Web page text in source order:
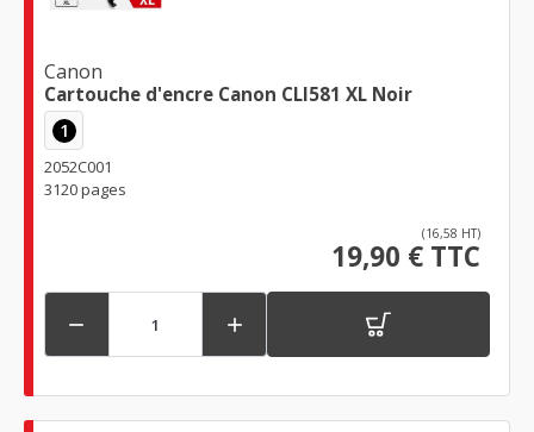
Canon
Cartouche d'encre Canon CLI581 XL Noir
1
2052C001
3120 pages
(16,58 HT)
19,90 € TTC
 